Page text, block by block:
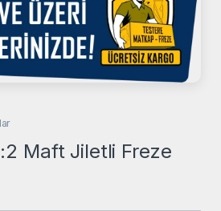
Maft Jiletli Freze